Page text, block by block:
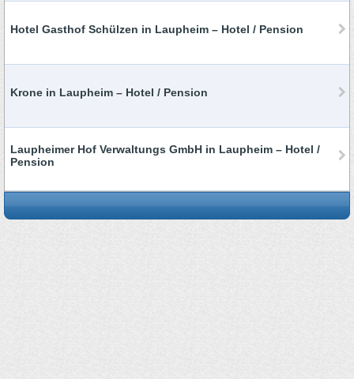
Hotel Gasthof Schülzen in Laupheim – Hotel / Pension
Krone in Laupheim – Hotel / Pension
Laupheimer Hof Verwaltungs GmbH in Laupheim – Hotel /
Pension